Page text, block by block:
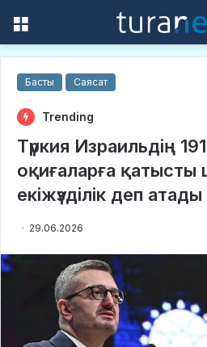
Басты Саясат
Trending
Түркия Израильдің
оқиғаларға қатысты
екіжүзділік деп атады
29.06.2026